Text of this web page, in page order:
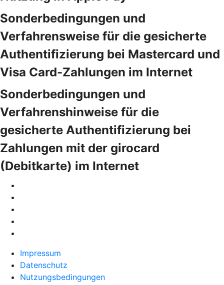
Sonderbedingungen und
Verfahrensweise für die gesicherte
Authentifizierung bei Mastercard und
Visa Card-Zahlungen im Internet
Sonderbedingungen und
Verfahrenshinweise für die
gesicherte Authentifizierung bei
Zahlungen mit der girocard
(Debitkarte) im Internet
Impressum
Datenschutz
Nutzungsbedingungen